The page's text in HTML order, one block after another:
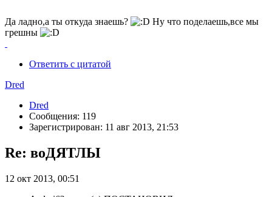
Да ладно,а ты откуда знаешь?
Ну что поделаешь,все мы
грешны
Ответить с цитатой
Dred
Dred
Сообщения: 119
Зарегистрирован: 11 авг 2013, 21:53
Re: воДЯТЛЫ
12 окт 2013, 00:51